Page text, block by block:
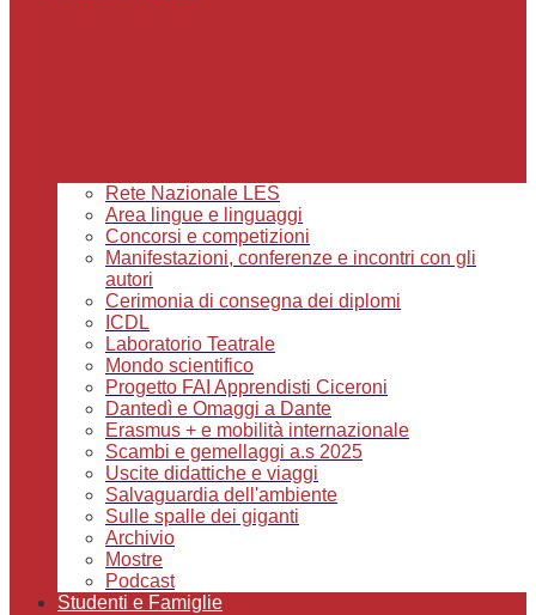
Rete Nazionale LES
Area lingue e linguaggi
Concorsi e competizioni
Manifestazioni, conferenze e incontri con gli
autori
Cerimonia di consegna dei diplomi
ICDL
Laboratorio Teatrale
Mondo scientifico
Progetto FAI Apprendisti Ciceroni
Dantedì e Omaggi a Dante
Erasmus + e mobilità internazionale
Scambi e gemellaggi a.s 2025
Uscite didattiche e viaggi
Salvaguardia dell'ambiente
Sulle spalle dei giganti
Archivio
Mostre
Podcast
Studenti e Famiglie